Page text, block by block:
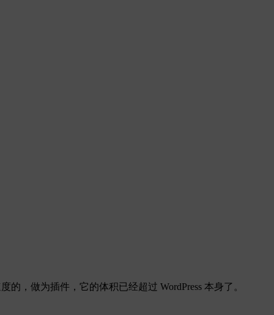
的，做为插件，它的体积已经超过 WordPress 本身了。